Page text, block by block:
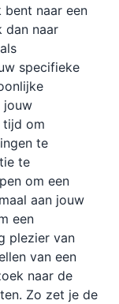
bent naar een
dan naar
specifieke
jouw
tijd om
te
te
om een
aan jouw
een
plezier van
van een
naar de
Zo zet je de